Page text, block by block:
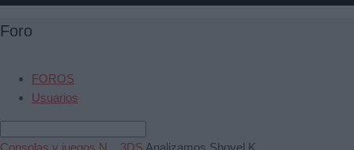
Foro
FOROS
Usuarios
Consolas y juegos N... 3DS Analizamos Shovel K...